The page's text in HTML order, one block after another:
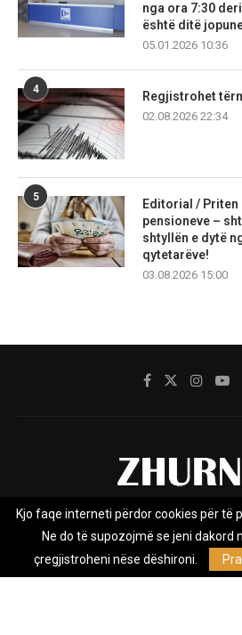
nga ora 7:30
është ditë
05.01.2026 10:36
4
Regjistrohet
02.08.2026 22:34
5
Editorial /
pensioneve –
shtyllën e dytë
qytetarëve!
03.08.2026 15:00
Rreth nesh Impresumi
Privacy
Zhurnal.mk është Agjenci e Lajmeve e
Kjo faqe interneti përdor cookies për të
Ne do të supozojmë se jeni dakord
çregjistroheni nëse dëshironi.